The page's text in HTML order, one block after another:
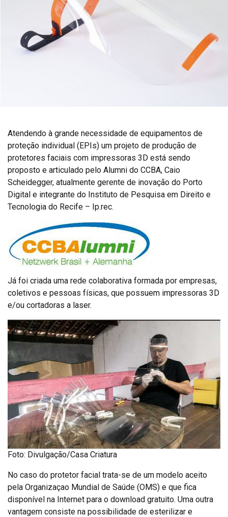
Atendendo à grande necessidade de equipamentos de
proteção individual (EPIs) um projeto de produção de
protetores faciais com impressoras 3D está sendo
proposto e articulado pelo Alumni do CCBA, Caio
Scheidegger, atualmente gerente de inovação do Porto
Digital e integrante do Instituto de Pesquisa em Direito e
Tecnologia do Recife – Ip.rec.
Já foi criada uma rede colaborativa formada por empresas,
coletivos e pessoas físicas, que possuem impressoras 3D
e/ou cortadoras a laser.
Foto: Divulgação/Casa Criatura
No caso do protetor facial trata-se de um modelo aceito
pela Organizaçao Mundial de Saúde (OMS) e que fica
disponível na Internet para o download gratuito. Uma outra
vantagem consiste na possibilidade de esterilizar e